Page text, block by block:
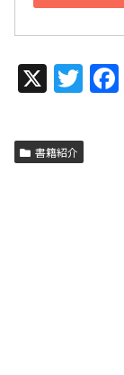
X T
w
itt
er
書籍紹介